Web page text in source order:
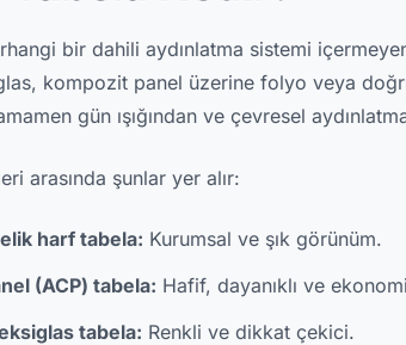
bir dahili aydınlatma sistemi
kompozit panel üzerine folyo veya
gün ışığından ve çevresel
arasında şunlar yer alır:
harf tabela: Kurumsal ve şık görünüm.
(ACP) tabela: Hafif, dayanıklı ve
tabela: Renkli ve dikkat çekici.